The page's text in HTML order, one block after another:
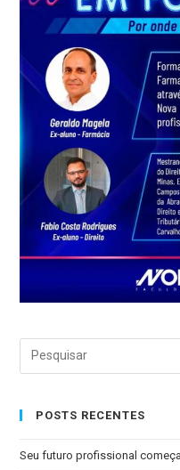
POSTS RECENTES
Seu futuro profissional